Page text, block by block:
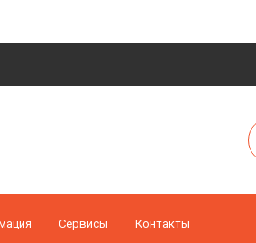
Cервисы Контакты